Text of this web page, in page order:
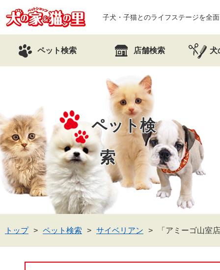
子犬・子猫とのライフステージを全
ペット検索 店舗検索 犬
ペット検
索
トップ ペット検索 サイベリアン 「アミーゴ山室